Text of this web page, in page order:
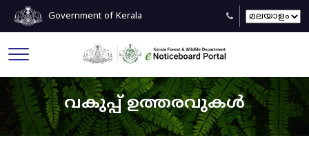
Government of Kerala
വകുപ്പ് ഉത്തരവുകൾ